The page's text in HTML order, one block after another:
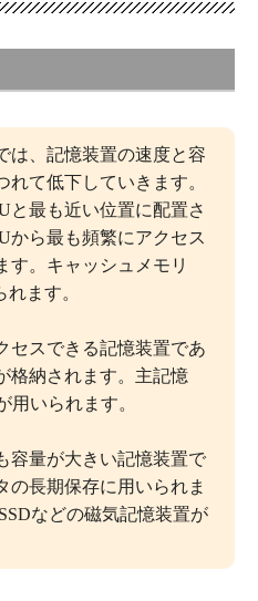
助記憶：SSD
や低い）
は、記憶装置の速度と容
て低下していきます。
と最も近い位置に配置さ
から最も頻繁にアクセス
す。キャッシュメモリ
ます。
セスできる記憶装置であ
格納されます。主記憶
用いられます。
容量が大きい記憶装置で
の長期保存に用いられま
などの磁気記憶装置が